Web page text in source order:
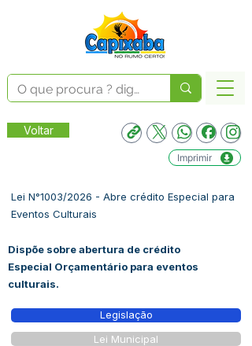
Voltar
Imprimir
Lei N°1003/2026 - Abre crédito Especial para
Eventos Culturais
Dispõe sobre abertura de crédito
Especial Orçamentário para eventos
culturais.
Legislação
Lei Municipal